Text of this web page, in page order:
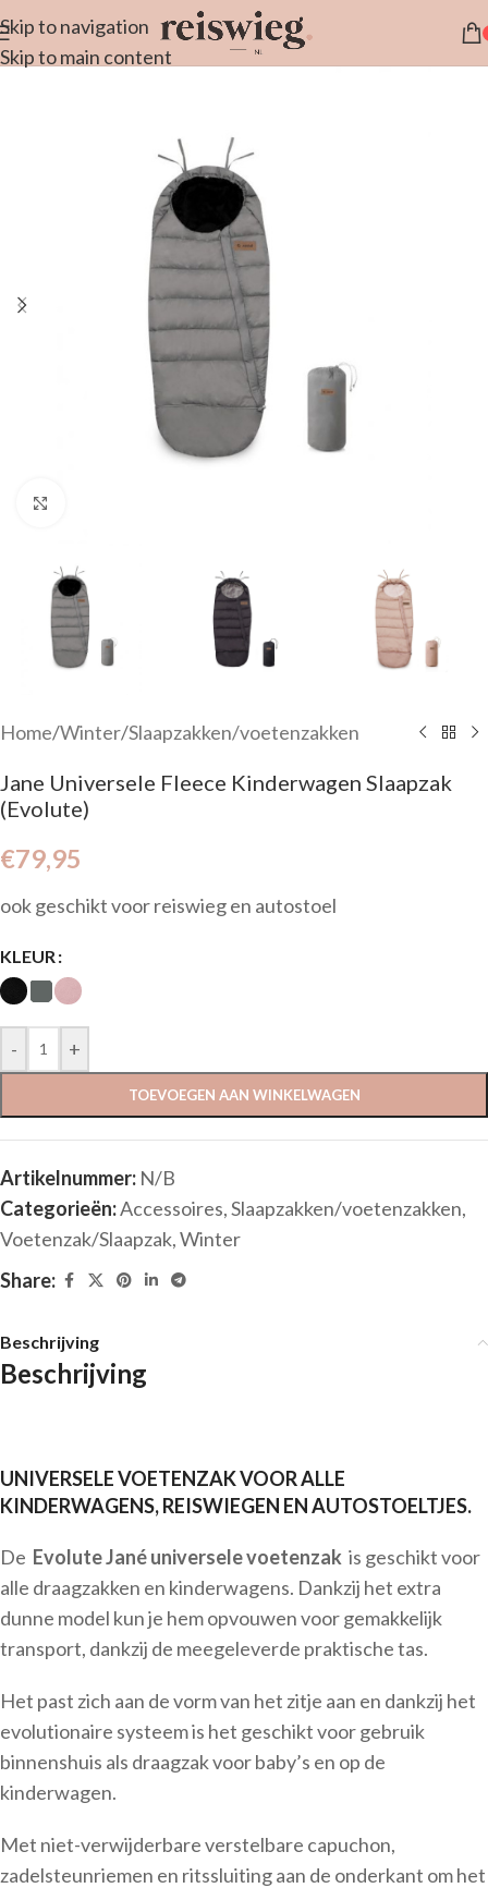
Skip to navigation
Skip to main content
Home/Winter/Slaapzakken/voetenzakken
Jane Universele Fleece Kinderwagen Slaapzak
(Evolute)
€79,95
ook geschikt voor reiswieg en autostoel
KLEUR
- +
TOEVOEGEN AAN WINKELWAGEN
Artikelnummer: N/B
Categorieën:Accessoires,Slaapzakken/voetenzakken,
Voetenzak/Slaapzak,Winter
Share:
Beschrijving
Beschrijving
UNIVERSELE VOETENZAK VOOR ALLE
KINDERWAGENS, REISWIEGEN EN AUTOSTOELTJES.
De Evolute Jané universele voetenzak is geschikt voor
alle draagzakken en kinderwagens. Dankzij het extra
dunne model kun je hem opvouwen voor gemakkelijk
transport, dankzij de meegeleverde praktische tas.
Het past zich aan de vorm van het zitje aan en dankzij het
evolutionaire systeem is het geschikt voor gebruik
binnenshuis als draagzak voor baby’s en op de
kinderwagen.
Met niet-verwijderbare verstelbare capuchon,
zadelsteunriemen en ritssluiting aan de onderkant om het